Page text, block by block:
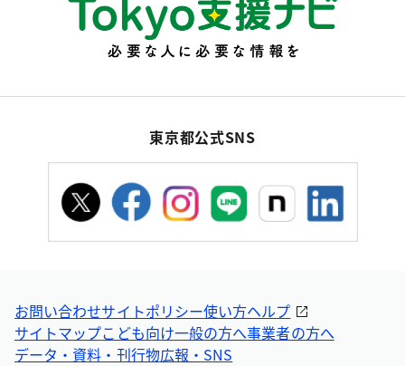
東京都公式SNS
お問い合わせサイトポリシー使い方ヘルプ
サイトマップこども向け一般の方へ事業者の方へ
データ・資料・刊行物広報・SNS